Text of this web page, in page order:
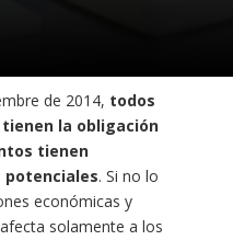
de 2014, todos
la obligación
tienen
potenciales. Si no lo
económicas y
solamente a los